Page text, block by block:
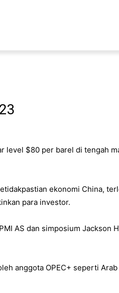
level $80 per barel di tengah
ekonomi China,
para investor.
AS dan simposium Jackson
anggota OPEC+ seperti Arab